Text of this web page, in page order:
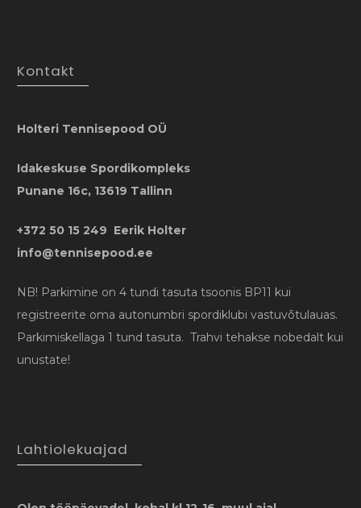
Kontakt
Holteri Tennisepood OÜ
Idakeskuse Spordikompleks
Punane 16c, 13619 Tallinn
+372 50 15 249 Eerik Holter
info@tennisepood.ee
NB! Parkimine on 4 tundi tasuta tsoonis BP11 kui
registreerite oma autonumbri spordiklubi vastuvõtulauas.
Parkimiskellaga 1 tund tasuta. Trahvi tehakse nobedalt kui
unustate!
Lahtiolekuajad